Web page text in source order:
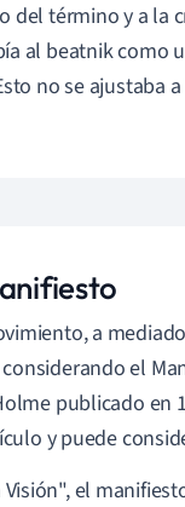
del término y a la
al beatnik como
no se ajustaba
a
el
publicado en
y puede
el